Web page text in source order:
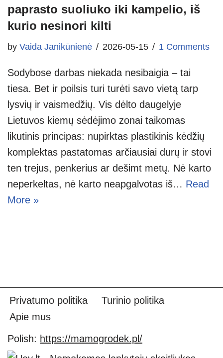
paprasto suoliuko iki kampelio, iš
kurio nesinori kilti
by Vaida Janikūnienė 2026-05-15 1 Comments
Sodybose darbas niekada nesibaigia – tai
tiesa. Bet ir poilsis turi turėti savo vietą tarp
lysvių ir vaismedžių. Vis dėlto daugelyje
Lietuvos kiemų sėdėjimo zonai taikomas
likutinis principas: nupirktas plastikinis kėdžių
komplektas pastatomas arčiausiai durų ir stovi
ten trejus, penkerius ar dešimt metų. Nė karto
neperkeltas, nė karto neapgalvotas iš… Read
More »
Privatumo politika
Turinio politika
Apie mus
Polish: https://mamogrodek.pl/